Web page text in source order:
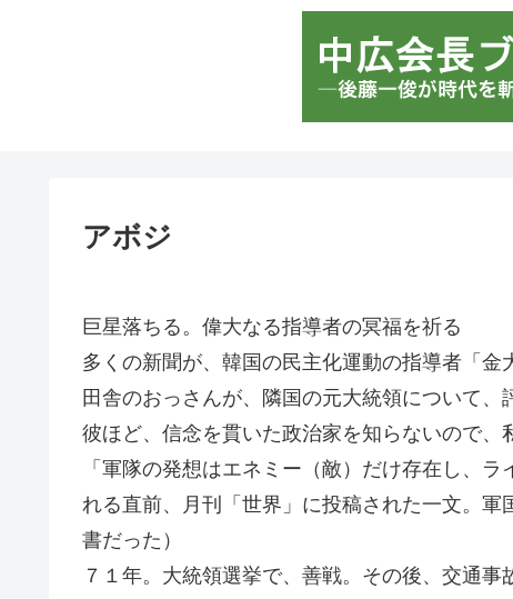
アボジ
巨星落ちる。偉大なる指導者の冥福を祈る
多くの新聞が、韓国の民主化運動の指導者「金
田舎のおっさんが、隣国の元大統領について、
彼ほど、信念を貫いた政治家を知らないので、
「軍隊の発想はエネミー（敵）だけ存在し、
れる直前、月刊「世界」に投稿された一文。
書だった）
７１年。大統領選挙で、善戦。その後、交通